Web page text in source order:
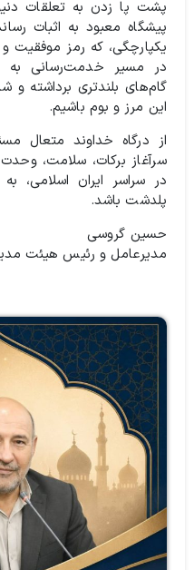
پشت پا زدن به تعلقات
پیشگاه معبود به اثبات
یکپارچگی، که رمز موفقیت
در مسیر خدمت‌رسانی به
گام‌های بلندتری برداشته و
این مرز و بوم باشیم.
از درگاه خداوند متعال
سرآغاز برکات، سلامت،
در سراسر ایران اسلامی،
پلدشت باشد.
حسین گروسی
مدیرعامل و رئیس هیئت